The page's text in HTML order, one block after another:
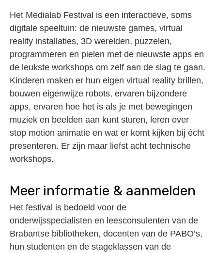
Het Medialab Festival is een interactieve, soms
digitale speeltuin: de nieuwste games, virtual
reality installaties, 3D werelden, puzzelen,
programmeren en pielen met de nieuwste apps en
de leukste workshops om zelf aan de slag te gaan.
Kinderen maken er hun eigen virtual reality brillen,
bouwen eigenwijze robots, ervaren bijzondere
apps, ervaren hoe het is als je met bewegingen
muziek en beelden aan kunt sturen, leren over
stop motion animatie en wat er komt kijken bij écht
presenteren. Er zijn maar liefst acht technische
workshops.
Meer informatie & aanmelden
Het festival is bedoeld voor de
onderwijsspecialisten en leesconsulenten van de
Brabantse bibliotheken, docenten van de PABO’s,
hun studenten en de stageklassen van de